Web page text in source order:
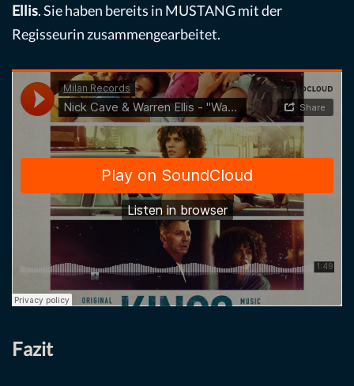
Ellis. Sie haben bereits in MUSTANG mit der
Regisseurin zusammengearbeitet.
Fazit